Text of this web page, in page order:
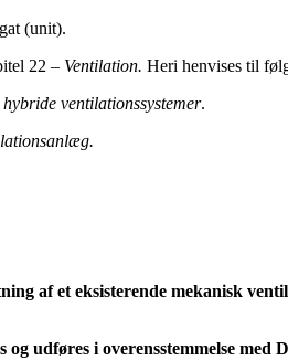
(unit).
22 – Ventilation. Heri henvises til
ventilationssystemer.
af et eksisterende mekanisk
udføres i overensstemmelse med